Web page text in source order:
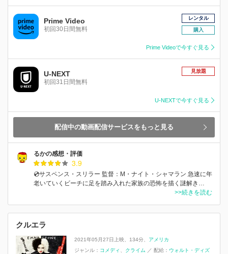
Prime Video
初回30日間無料
レンタル
購入
Prime Videoで今すぐ見る
U-NEXT
初回31日間無料
見放題
U-NEXTで今すぐ見る
配信中の動画配信サービスをもっと見る
るかの感想・評価
3.9
💿サスペンス・スリラー 監督：M・ナイト・シャマラン 急速に年
老いていくビーチに足を踏み入れた家族の恐怖を描く謎解き…
>>続きを読む
クルエラ
2021年05月27日上映 134分
アメリカ
ジャンル： コメディ クライム ／ 配給： ウォルト・ディズ